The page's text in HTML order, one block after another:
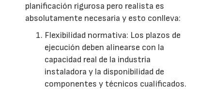
planificación rigurosa pero realista es
absolutamente necesaria y esto conlleva:
Flexibilidad normativa: Los plazos de
ejecución deben alinearse con la
capacidad real de la industria
instaladora y la disponibilidad de
componentes y técnicos cualificados.